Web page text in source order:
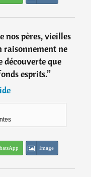
nos pères, vieilles
raisonnement ne
découverte que
esprits.”
Image